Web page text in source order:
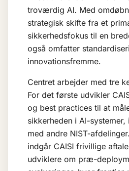
troværdig AI. Med
strategisk skifte fra et
sikkerhedsfokus til en
også omfatter
innovationsfremme.
Centret arbejder med tre
For det første udvikler
og best practices til at
sikkerheden i AI-systemer,
med andre NIST-
indgår CAISI frivillige
udviklere om præ-